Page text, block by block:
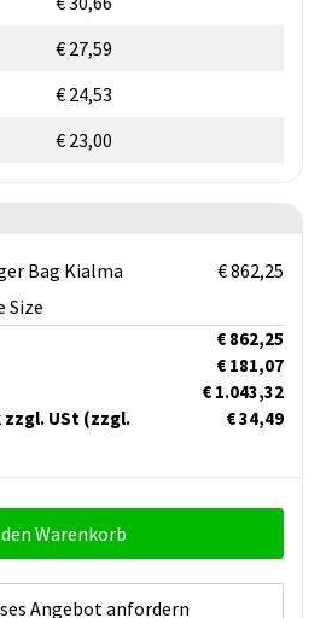
€ 27,59
€ 24,53
€ 23,00
Bag Kialma
Size
€ 862,25
€ 862,25
€ 181,07
€ 1.043,32
USt (zzgl.
€ 34,49
Warenkorb
Angebot anfordern